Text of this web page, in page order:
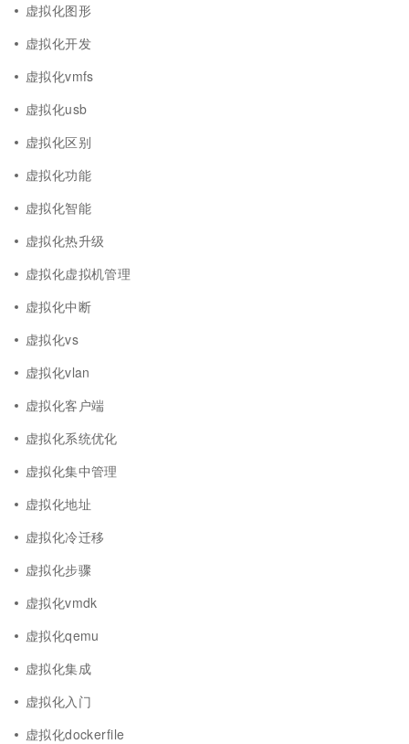
虚拟化图形
虚拟化开发
虚拟化vmfs
虚拟化usb
虚拟化区别
虚拟化功能
虚拟化智能
虚拟化热升级
虚拟化虚拟机管理
虚拟化中断
虚拟化vs
虚拟化vlan
虚拟化客户端
虚拟化系统优化
虚拟化集中管理
虚拟化地址
虚拟化冷迁移
虚拟化步骤
虚拟化vmdk
虚拟化qemu
虚拟化集成
虚拟化入门
虚拟化dockerfile